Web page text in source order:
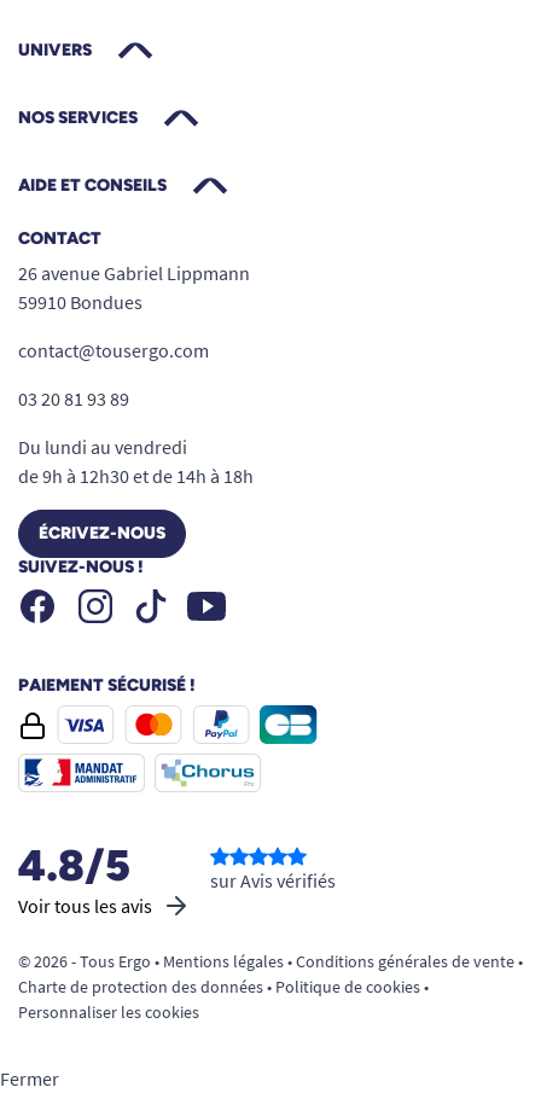
UNIVERS
NOS SERVICES
AIDE ET CONSEILS
CONTACT
26 avenue Gabriel Lippmann
59910 Bondues
contact@tousergo.com
03 20 81 93 89
Du lundi au vendredi
de 9h à 12h30 et de 14h à 18h
ÉCRIVEZ-NOUS
SUIVEZ-NOUS !
FacebookInstagramTiktok Youtube
PAIEMENT SÉCURISÉ !
4.8/5
Voir tous les avis
sur Avis vérifiés
© 2026 - Tous Ergo • Mentions légales•Conditions générales de vente•
Charte de protection des données• Politique de cookies•
Personnaliser les cookies
Fermer